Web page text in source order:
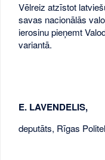
Vēlreiz atzīstot
savas nacionālās
ierosinu pieņemt
variantā.
E. LAVENDELIS,
deputāts, Rīgas